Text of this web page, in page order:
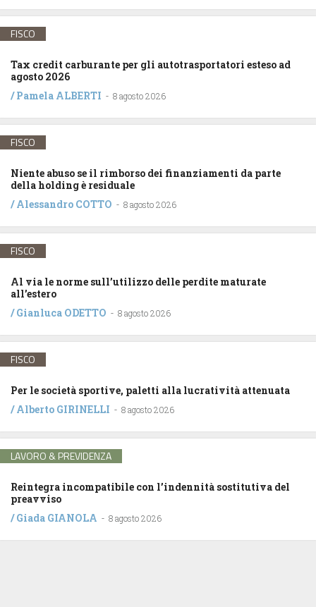
FISCO
Tax credit carburante per gli autotrasportatori esteso ad
agosto 2026
/Pamela ALBERTI - 8 agosto 2026
FISCO
Niente abuso se il rimborso dei finanziamenti da parte
della holding è residuale
/Alessandro COTTO - 8 agosto 2026
FISCO
Al via le norme sull’utilizzo delle perdite maturate
all’estero
/Gianluca ODETTO - 8 agosto 2026
FISCO
Per le società sportive, paletti alla lucratività attenuata
/Alberto GIRINELLI - 8 agosto 2026
LAVORO & PREVIDENZA
Reintegra incompatibile con l’indennità sostitutiva del
preavviso
/Giada GIANOLA - 8 agosto 2026